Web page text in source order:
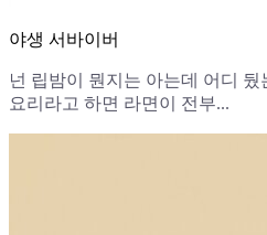
야생 서바이버
넌 립밤이 뭔지는 아는데 어디
요리라고 하면 라면이 전부...